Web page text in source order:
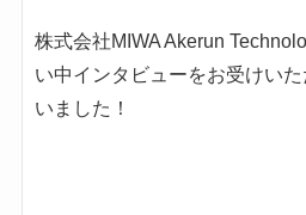
株式会社MIWA Akerun
い中インタビューをお受けい
いました！